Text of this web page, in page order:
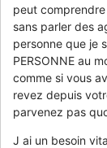
peut
sans parler des
personne que je
PERSONNE au
comme si vous
revez depuis
parvenez pas
J ai un besoin